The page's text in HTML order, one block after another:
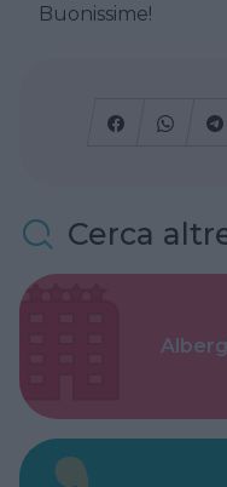
Buonissime!
Cerca